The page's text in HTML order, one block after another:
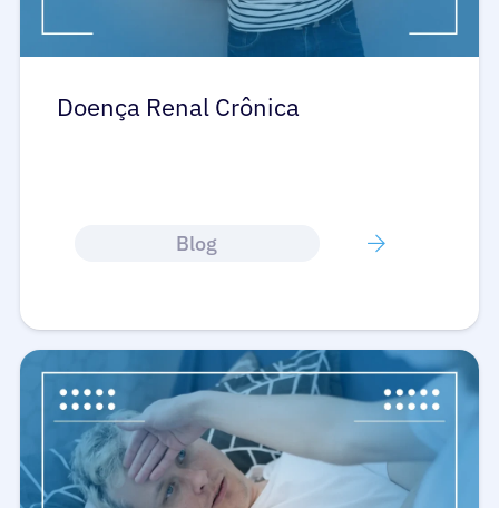
Doença Renal Crônica
Blog